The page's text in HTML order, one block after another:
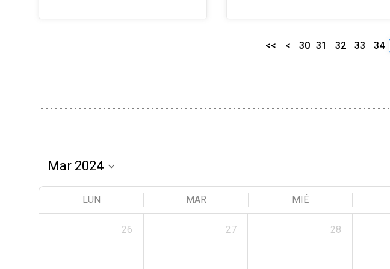
<< < 30 31 32 33 34
LUN MAR MIÉ
26 27 28